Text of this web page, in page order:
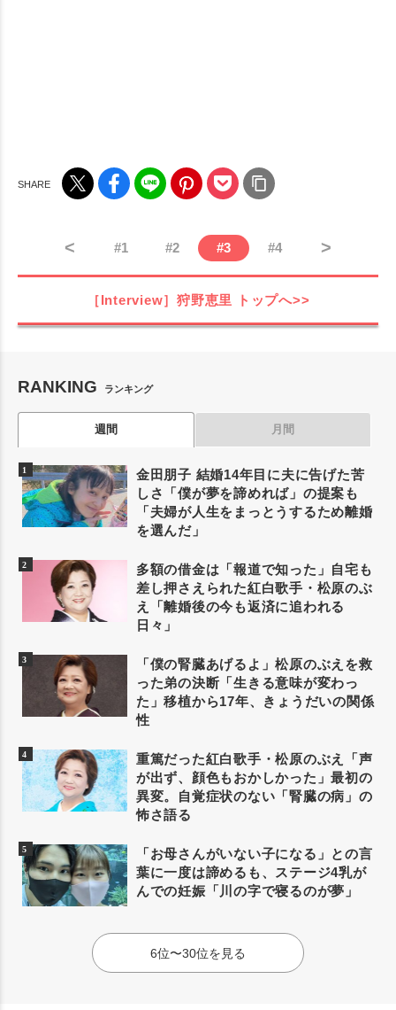
< #1 #2 #3 #4 >
［Interview］狩野恵里 トップへ>>
RANKING ランキング
週間 月間
金田朋子 結婚14年目に夫に告げた苦
しさ「僕が夢を諦めれば」の提案も
「夫婦が人生をまっとうするため離婚
を選んだ」
多額の借金は「報道で知った」自宅も
差し押さえられた紅白歌手・松原のぶ
え「離婚後の今も返済に追われる
日々」
「僕の腎臓あげるよ」松原のぶえを救
った弟の決断「生きる意味が変わっ
た」移植から17年、きょうだいの関係
性
重篤だった紅白歌手・松原のぶえ「声
が出ず、顔色もおかしかった」最初の
異変。自覚症状のない「腎臓の病」の
怖さ語る
「お母さんがいない子になる」との言
葉に一度は諦めるも、ステージ4乳が
んでの妊娠「川の字で寝るのが夢」
6位〜30位を見る